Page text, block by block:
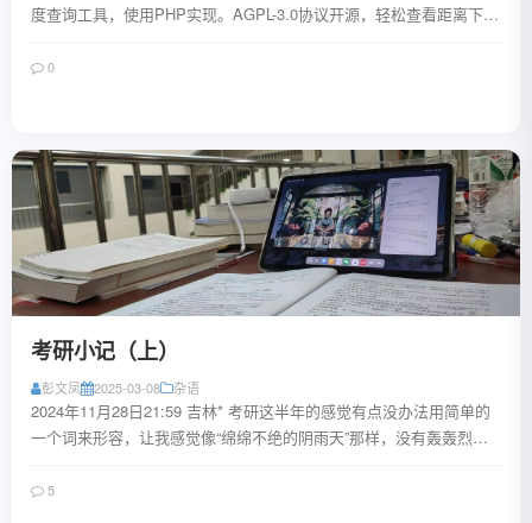
度查询工具，使用PHP实现。AGPL-3.0协议开源，轻松查看距离下一
0
考研小记（上）
彭文凤 2025-03-08 杂语
2024年11月28日21:59 吉林* 考研这半年的感觉有点没办法用简单的
一个词来形容，让我感觉像“绵绵不绝的阴雨天”那样，没有轰轰烈
5